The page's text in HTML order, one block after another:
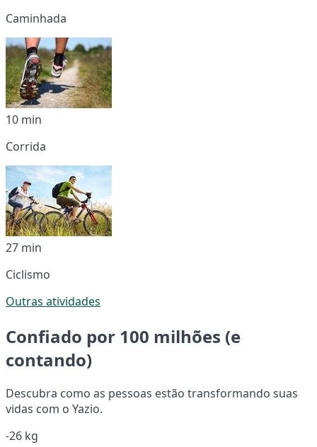
Caminhada
10 min
Corrida
27 min
Ciclismo
Outras atividades
Confiado por 100 milhões (e
contando)
Descubra como as pessoas estão transformando suas
vidas com o Yazio.
-26 kg